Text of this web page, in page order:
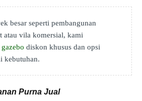
besar seperti pembangunan
atau vila komersial, kami
diskon khusus dan opsi
kebutuhan.
Purna Jual